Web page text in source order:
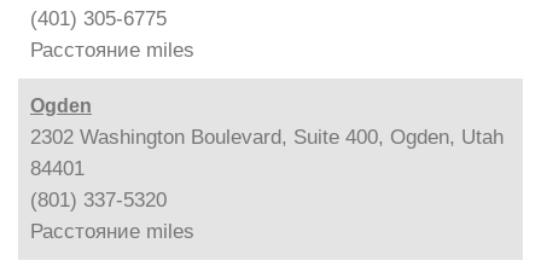
(401) 305-6775
Расстояние miles
Ogden
2302 Washington Boulevard, Suite 400, Ogden, Utah
84401
(801) 337-5320
Расстояние miles